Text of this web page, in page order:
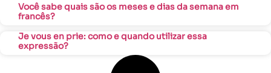
Você sabe quais são os meses e dias da semana em
francês?
Je vous en prie: como e quando utilizar essa
expressão?